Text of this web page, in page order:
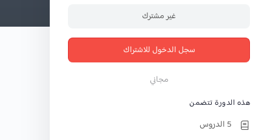
غير مشترك
سجل الدخول للاشتراك
مجاني
هذه الدورة تتضمن
5 الدروس